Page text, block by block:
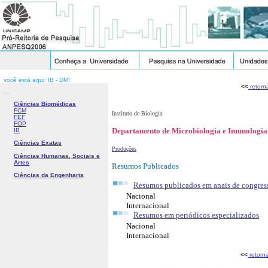
você está aqui: IB - DMI
...
Ciências Biomédicas
FCM
FEF
FOP
IB
Ciências Exatas
Ciências Humanas, Sociais e
Artes
Ciências da Engenharia
<<
Instituto de Biologia
Departamento de Microbiologia e Imunologia
Produções
Resumos Publicados
Resumos publicados em anais de
Nacional
Internacional
Resumos em periódicos especializados
Nacional
Internacional
<<